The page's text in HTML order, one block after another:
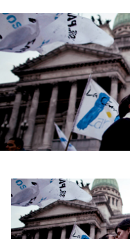
PODCAST
NEWSLETTER
I MIEI PREFERITI
SHOP